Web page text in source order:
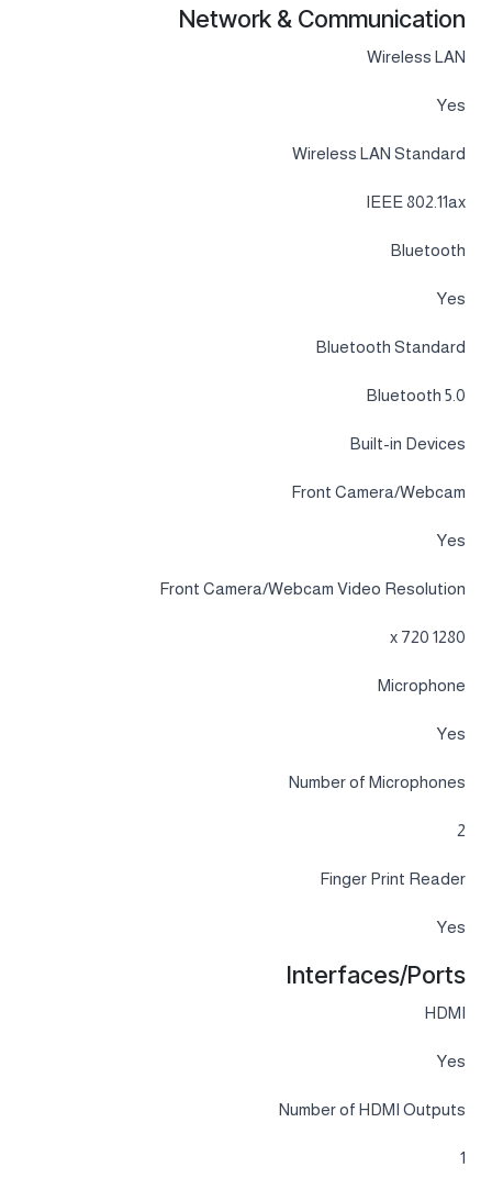
Network & Communication
Wireless LAN
Yes
Wireless LAN Standard
IEEE 802.11ax
Bluetooth
Yes
Bluetooth Standard
Bluetooth 5.0
Built-in Devices
Front Camera/Webcam
Yes
Front Camera/Webcam Video Resolution
1280 x 720
Microphone
Yes
Number of Microphones
2
Finger Print Reader
Yes
Interfaces/Ports
HDMI
Yes
Number of HDMI Outputs
1